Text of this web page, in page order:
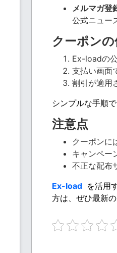
メルマガ登
公式ニュー
クーポン
Ex-loadの
支払い画面
割引が適用
シンプルな手順
注意点
クーポンに
キャンペー
不正な配布
Ex-load を活用
方は、ぜひ最新